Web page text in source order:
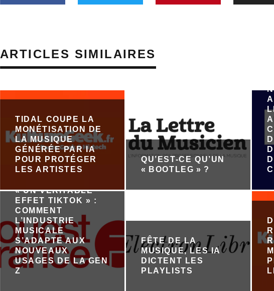
ARTICLES SIMILAIRES
TIDAL COUPE LA
MONÉTISATION DE
LA MUSIQUE
GÉNÉRÉE PAR IA
POUR PROTÉGER
LES ARTISTES
QU’EST-CE QU’UN
« BOOTLEG » ?
« UN VÉRITABLE
EFFET TIKTOK » :
COMMENT
L’INDUSTRIE
MUSICALE
S’ADAPTE AUX
NOUVEAUX
USAGES DE LA GEN
Z
FÊTE DE LA
MUSIQUE, LES IA
DICTENT LES
PLAYLISTS